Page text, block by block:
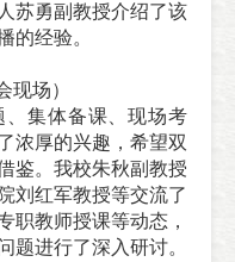
苏勇副教授介绍了该
的经验。
现场）
集体备课、现场考
浓厚的兴趣，希望双
鉴。我校朱秋副教授
刘红军教授等交流了
职教师授课等动态，
题进行了深入研讨。